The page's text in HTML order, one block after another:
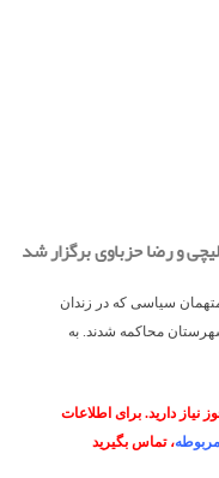
و رضا حزباوی برگزار شد
سیاسی که در زندان
محاکمه شدند. به
نیاز دارید. برای اطلاعات
مربوطه، تماس بگیرید